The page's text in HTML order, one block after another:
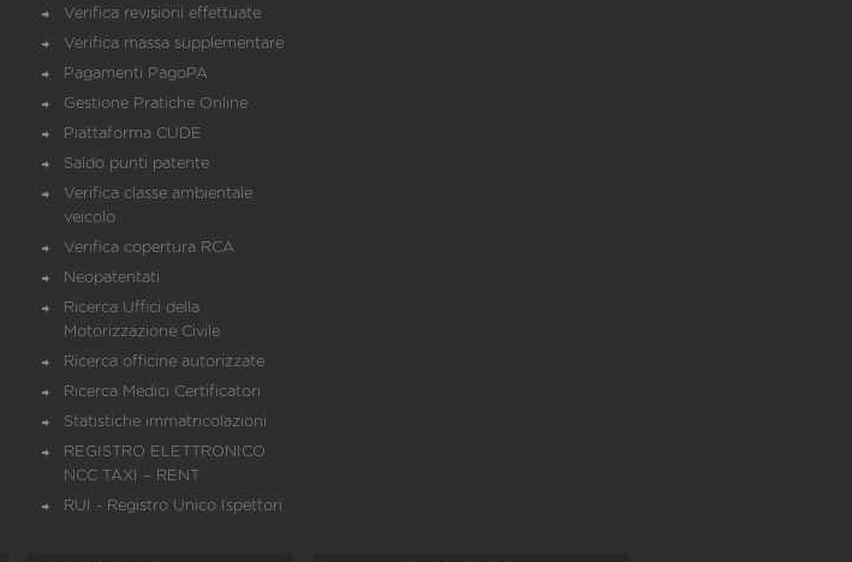
Verifica revisioni effettuate
Verifica massa supplementare
Pagamenti PagoPA
Gestione Pratiche Online
Piattaforma CUDE
Saldo punti patente
Verifica classe ambientale
veicolo
Verifica copertura RCA
Neopatentati
Ricerca Uffici della
Motorizzazione Civile
Ricerca officine autorizzate
Ricerca Medici Certificatori
Statistiche immatricolazioni
REGISTRO ELETTRONICO
NCC TAXI – RENT
RUI - Registro Unico Ispettori